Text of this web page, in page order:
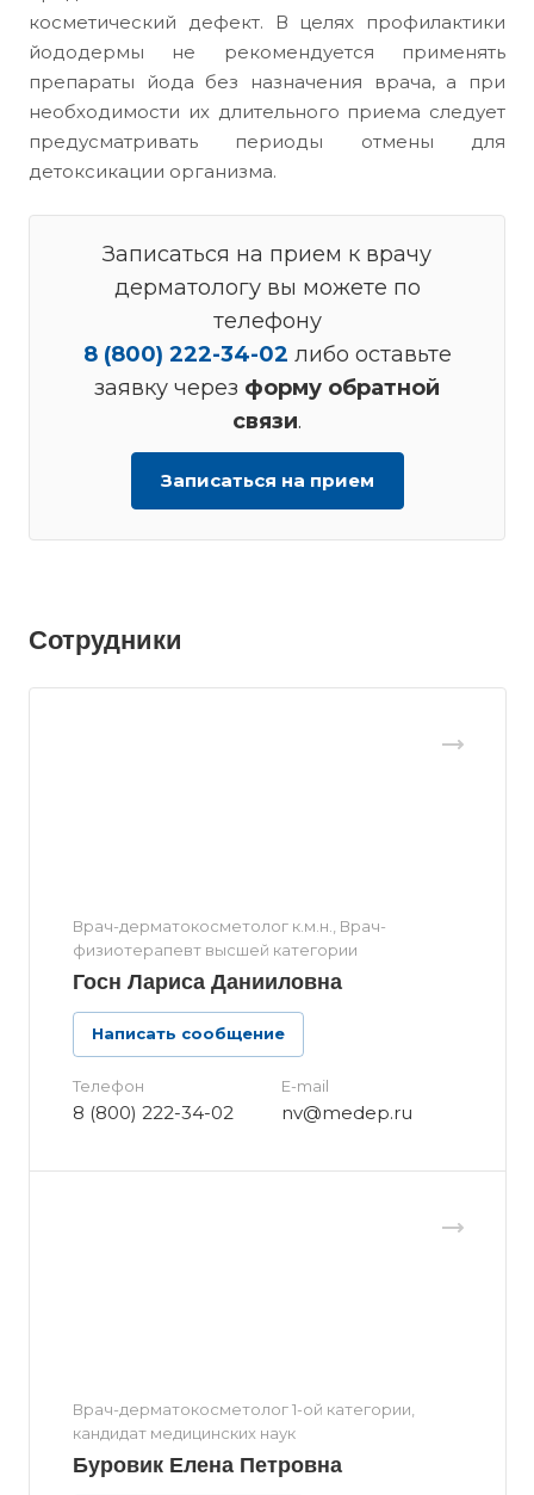
косметический дефект. В целях профилактики
йододермы не рекомендуется применять
препараты йода без назначения врача, а при
необходимости их длительного приема следует
предусматривать периоды отмены для
детоксикации организма.
Записаться на прием к врачу
дерматологу вы можете по
телефону
8 (800) 222-34-02 либо оставьте
заявку через форму обратной
связи.
Записаться на прием
Сотрудники
Врач-дерматокосметолог к.м.н., Врач-
физиотерапевт высшей категории
Госн Лариса Данииловна
Написать сообщение
Телефон
8 (800) 222-34-02
E-mail
nv@medep.ru
Врач-дерматокосметолог 1-ой категории,
кандидат медицинских наук
Буровик Елена Петровна